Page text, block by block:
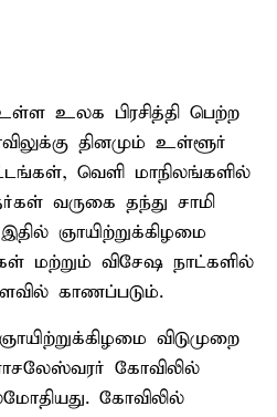
உலக பிரசித்தி பெற்ற
தினமும் உள்ளூர்
வெளி மாநிலங்களில்
வருகை தந்து சாமி
ஞாயிற்றுக்கிழமை
மற்றும் விசேஷ நாட்களில்
காணப்படும்.
விடுமுறை
கோவிலில்
கோவிலில்